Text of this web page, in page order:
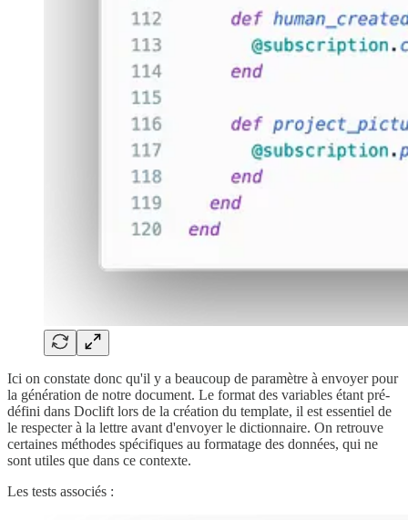
Ici on constate donc qu'il y a beaucoup de paramètre à envoyer pour
la génération de notre document. Le format des variables étant pré-
défini dans Doclift lors de la création du template, il est essentiel de
le respecter à la lettre avant d'envoyer le dictionnaire. On retrouve
certaines méthodes spécifiques au formatage des données, qui ne
sont utiles que dans ce contexte.
Les tests associés :